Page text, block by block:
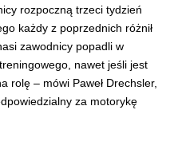
rozpoczną trzeci tydzień
każdy z poprzednich różnił
zawodnicy popadli w
nawet jeśli jest
rolę – mówi Paweł Drechsler,
za motorykę